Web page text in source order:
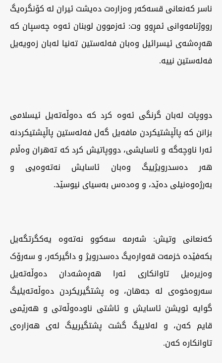
ناسر کەنعانی قسەکەر وەزارەت دەیشت ئیران لە کۆنگرەیگ
رووژنامەوانی ئمڕوو وت: ئەزموون لوبنان ئەوە چەسپان کە
هەڕەشەی ئیسرائیل وەبان فەلەستین تەنیا لەبان زەویەیل
فەلەستین نییە.
دووپات لەبان گرنگی ئەوە کرد کە دەوڵەتەیل ئیسلامی
بزانن کە پاڵپشتیکردن مافەیل گەل فەلەستین پاڵپشتیکردنە
ئەرا ناوچەگە و ئاسایشی، دووپاتیش کرد کە تەهران وەڵام
هەر دەسدرویژییگ وەبان ئاسایش نەتەوەیی و
بەرژەوەنیلی دەێد، و وەدەس بەسیای نیوسێد.
کەنعانی وتیش: شەرمە سەکوو نەتەوە یەکگرتگەیل
بکەفێدە خزمەت قەوارەیگ دەسدرویژ و داگیرکەر، و سەرۆک
وەزیرەیل تاوانکاری ئەرا هەڕەشەدان دەوڵەتەیل
سەروەخوەی لە جەهان، وە پشتگیریکردن دەوڵەتەیلیگ
گوایە ئویشن ئاسایش و ئاشتی ناودەوڵەتی و هەرێمی
قایم کەن، و لەلاییگ گشت پشتگیرییگ لەی هەزارەی
تاوانکارە کەن.